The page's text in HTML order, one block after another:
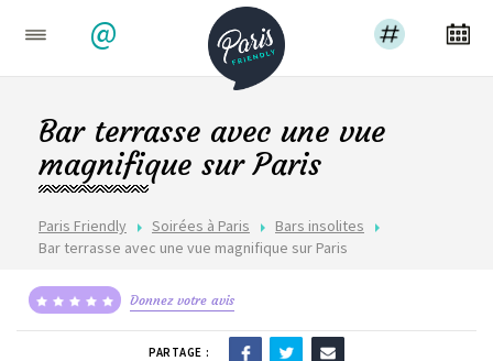
@
Paris Friendly Soirées à Paris
Bars insolites
Bar terrasse avec une vue magnifique sur Paris
Bar terrasse avec une vue
magnifique sur Paris
Donnez votre avis
PARTAGE :